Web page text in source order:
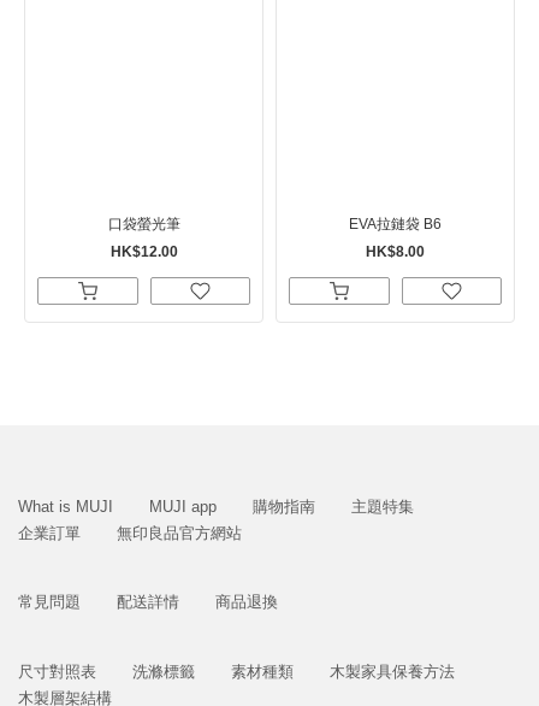
口袋螢光筆
HK$12.00
EVA拉鏈袋 B6
HK$8.00
What is MUJI MUJI app 購物指南
主題特集
企業訂單
無印良品官方網站
常見問題 配送詳情 商品退換
尺寸對照表 洗滌標籤 素材種類
木製家具保養方法
木製層架結構